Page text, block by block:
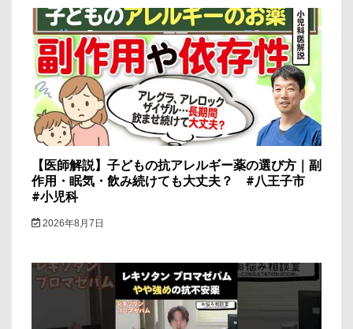
シ
ョ
ン
【医師解説】子どもの抗アレルギー薬の選び方｜副
作用・眠気・飲み続けても大丈夫？ #八王子市
#小児科
2026年8月7日